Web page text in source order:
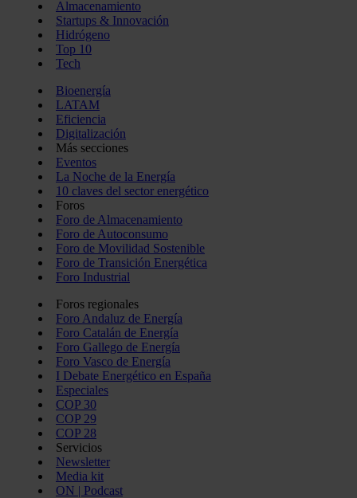
Almacenamiento
Startups & Innovación
Hidrógeno
Top 10
Tech
Bioenergía
LATAM
Eficiencia
Digitalización
Más secciones
Eventos
La Noche de la Energía
10 claves del sector energético
Foros
Foro de Almacenamiento
Foro de Autoconsumo
Foro de Movilidad Sostenible
Foro de Transición Energética
Foro Industrial
Foros regionales
Foro Andaluz de Energía
Foro Catalán de Energía
Foro Gallego de Energía
Foro Vasco de Energía
I Debate Energético en España
Especiales
COP 30
COP 29
COP 28
Servicios
Newsletter
Media kit
ON | Podcast